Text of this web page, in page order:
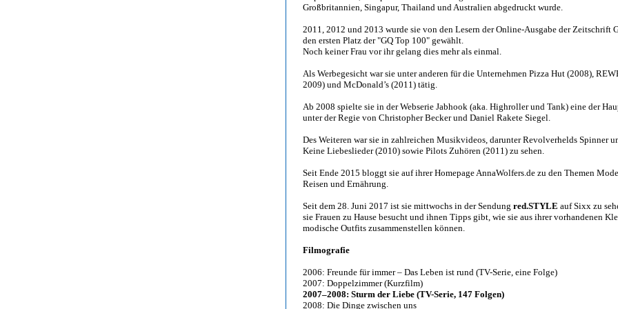
Großbritannien, Singapur, Thailand und Australien abgedruckt wurde.
2011, 2012 und 2013 wurde sie von den Lesern der Online-Ausgabe der Zeitschrift
den ersten Platz der "GQ Top 100" gewählt.
Noch keiner Frau vor ihr gelang dies mehr als einmal.
Als Werbegesicht war sie unter anderen für die Unternehmen Pizza Hut (2008),
2009) und McDonald’s (2011) tätig.
Ab 2008 spielte sie in der Webserie Jabhook (aka. Highroller und Tank) eine der
unter der Regie von Christopher Becker und Daniel Rakete Siegel.
Des Weiteren war sie in zahlreichen Musikvideos, darunter Revolverhelds Spinner
Keine Liebeslieder (2010) sowie Pilots Zuhören (2011) zu sehen.
Seit Ende 2015 bloggt sie auf ihrer Homepage AnnaWolfers.de zu den Themen
Reisen und Ernährung.
Seit dem 28. Juni 2017 ist sie mittwochs in der Sendung red.STYLE auf Sixx zu
sie Frauen zu Hause besucht und ihnen Tipps gibt, wie sie aus ihrer vorhandenen
modische Outfits zusammenstellen können.
Filmografie
2006: Freunde für immer – Das Leben ist rund (TV-Serie, eine Folge)
2007: Doppelzimmer (Kurzfilm)
2007–2008: Sturm der Liebe (TV-Serie, 147 Folgen)
2008: Die Dinge zwischen uns